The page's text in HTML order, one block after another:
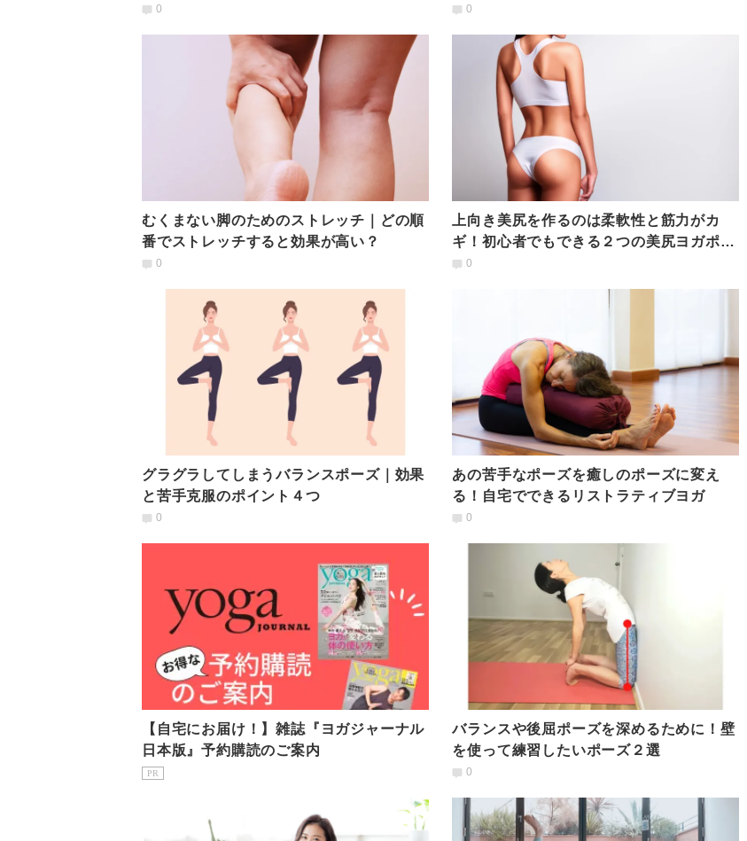
0
きるやり方2選
0
むくまない脚のためのストレッチ｜どの順
番でストレッチすると効果が高い？
0
上向き美尻を作るのは柔軟性と筋力がカ
ギ！初心者でもできる２つの美尻ヨガポー
ズ0
グラグラしてしまうバランスポーズ｜効果
と苦手克服のポイント４つ
0
あの苦手なポーズを癒しのポーズに変え
る！自宅でできるリストラティブヨガ
0
【自宅にお届け！】雑誌『ヨガジャーナル
日本版』予約購読のご案内
PR
バランスや後屈ポーズを深めるために！壁
を使って練習したいポーズ２選
0